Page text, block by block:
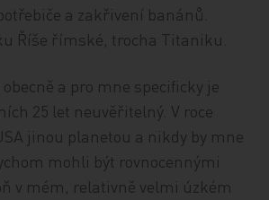
a zakřivení banánů.
Říše římské, trocha Titaniku.
a pro mne specificky je
25 let neuvěřitelný. V roce
jinou planetou a nikdy by mne
mohli být rovnocennými
v mém, relativně velmi úzkém